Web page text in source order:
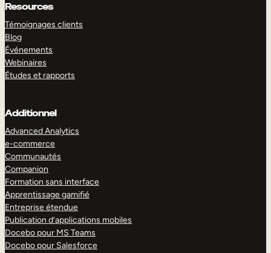
Resources
Témoignages clients
Blog
Événements
Webinaires
Études et rapports
Additionnel
Advanced Analytics
e-commerce
Communautés
Companion
Formation sans interface
Apprentissage gamifié
Entreprise étendue
Publication d’applications mobiles
Docebo pour MS Teams
Docebo pour Salesforce